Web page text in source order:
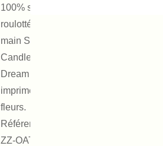
100% soie
roulotté a la
main Silver
Candle
Dream
imprimée de
fleurs.
Référence :
ZZ-OATV